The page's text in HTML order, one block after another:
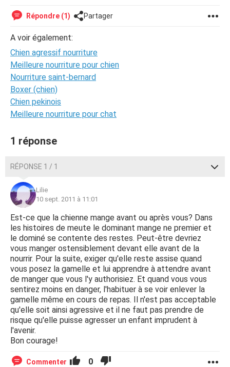
Répondre (1) Partager
A voir également:
Chien agressif nourriture
Meilleure nourriture pour chien
Nourriture saint-bernard
Boxer (chien)
Chien pekinois
Meilleure nourriture pour chat
1 réponse
RÉPONSE 1 / 1
Lilie
10 sept. 2011 à 11:01
Est-ce que la chienne mange avant ou après vous? Dans
les histoires de meute le dominant mange ne premier et
le dominé se contente des restes. Peut-être devriez
vous manger ostensiblement devant elle avant de la
nourrir. Pour la suite, exiger qu'elle reste assise quand
vous posez la gamelle et lui apprendre à attendre avant
de manger que vous l'y authorisiez. Et quand vous vous
sentirez moins en danger, l'habituer à se voir enlever la
gamelle même en cours de repas. Il n'est pas acceptable
qu'elle soit ainsi agressive et il ne faut pas prendre de
risque qu'elle puisse agresser un enfant imprudent à
l'avenir.
Bon courage!
Commenter 0